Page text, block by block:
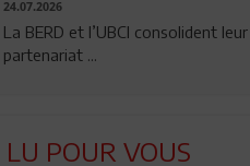
24.07.2026
La BERD et l’UBCI consolident leur
partenariat ...
LU POUR VOUS